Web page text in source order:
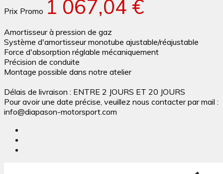
Prix Promo 1 067,04 €
Amortisseur à pression de gaz
Système d'amortisseur monotube ajustable/réajustable
Force d'absorption réglable mécaniquement
Précision de conduite
Montage possible dans notre atelier
Délais de livraison : ENTRE 2 JOURS ET 20 JOURS
Pour avoir une date précise, veuillez nous contacter par mail :
info@diapason-motorsport.com